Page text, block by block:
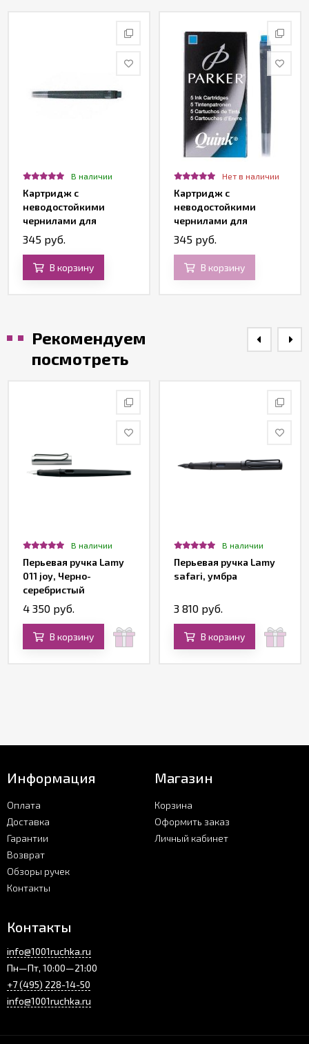
В наличии
Картридж с
неводостойкими
чернилами для
перьевой ручки Z11,
Washable Black
345 руб.
В корзину
Нет в наличии
Картридж с
неводостойкими
чернилами для
перьевой ручки Z11,
Washable Blue
345 руб.
В корзину
Рекомендуем
посмотреть
В наличии
Перьевая ручка Lamy
011 joy, Черно-
серебристый
4 350 руб.
В корзину
В наличии
Перьевая ручка Lamy
safari, умбра
3 810 руб.
В корзину
Информация
Оплата
Доставка
Гарантии
Возврат
Обзоры ручек
Контакты
Магазин
Корзина
Оформить заказ
Личный кабинет
Контакты
info@1001ruchka.ru
Пн—Пт, 10:00—21:00
+7 (495) 228-14-50
info@1001ruchka.ru